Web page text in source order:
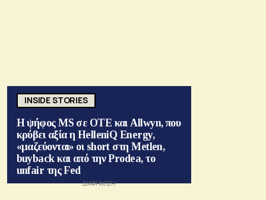
INSIDE STORIES
Η ψήφος MS σε ΟΤΕ και Allwyn, που
κρύβει αξία η HelleniQ Energy,
«μαζεύονται» οι short στη Metlen,
buyback και από την Prodea, το
unfair της Fed